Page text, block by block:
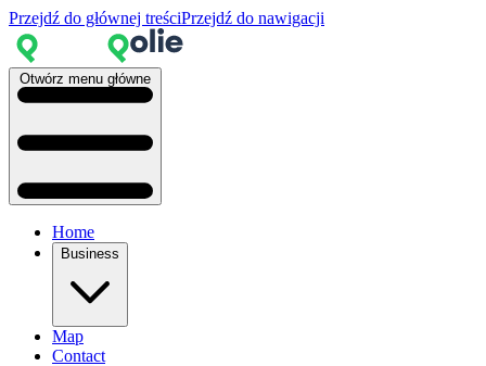
Przejdź do głównej treściPrzejdź do nawigacji
Otwórz menu główne
Home
Business
Map
Contact